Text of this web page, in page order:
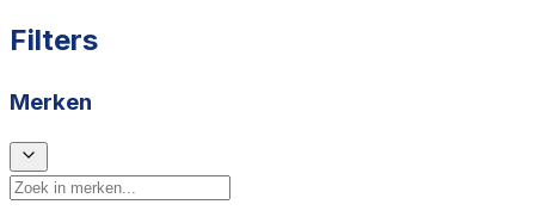
Filters
Merken